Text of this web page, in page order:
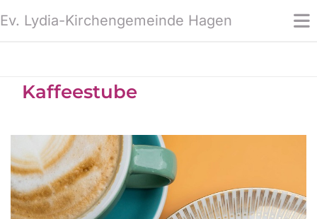
Ev. Lydia-Kirchengemeinde Hagen
Kaffeestube